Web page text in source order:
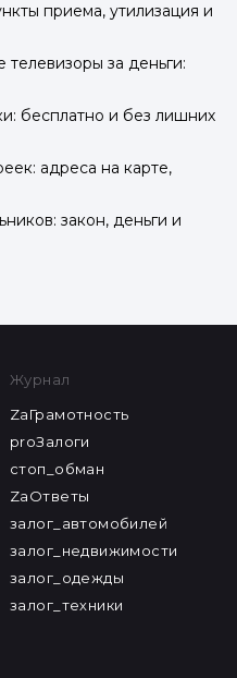
приема, утилизация и
телевизоры за деньги:
бесплатно и без лишних
адреса на карте,
закон, деньги и
Журнал
ZaГрамотность
proЗалоги
стоп_обман
ZaОтветы
залог_автомобилей
залог_недвижимости
залог_одежды
залог_техники